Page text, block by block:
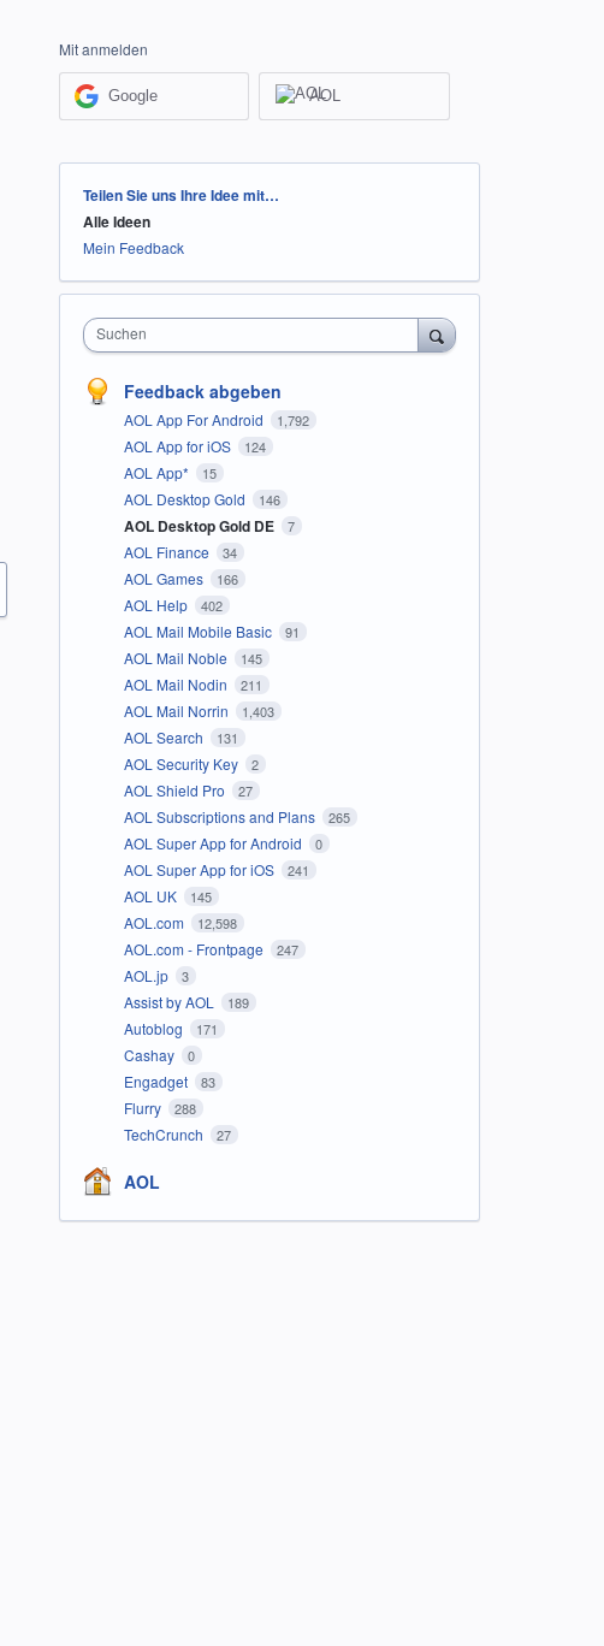
Mit anmelden
Google AOL
Kategorien
Teilen Sie uns Ihre Idee mit…
Alle Ideen
Mein Feedback
Suchen
Feedback abgeben
AOL App For Android 1,792
AOL App for iOS 124
AOL App* 15
AOL Desktop Gold 146
AOL Desktop Gold DE 7
AOL Finance 34
AOL Games 166
AOL Help 402
AOL Mail Mobile Basic 91
AOL Mail Noble 145
AOL Mail Nodin 211
AOL Mail Norrin 1,403
AOL Search 131
AOL Security Key 2
AOL Shield Pro 27
AOL Subscriptions and Plans 265
AOL Super App for Android 0
AOL Super App for iOS 241
AOL UK 145
AOL.com 12,598
AOL.com - Frontpage 247
AOL.jp 3
Assist by AOL 189
Autoblog 171
Cashay 0
Engadget 83
Flurry 288
TechCrunch 27
AOL